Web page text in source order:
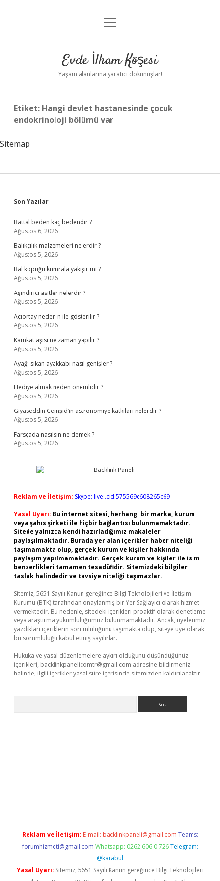
Anasayfa
Yasal Uyarı
menüyü
Evde İlham Köşesi
Yaşam alanlarına yaratıcı dokunuşlar!
Etiket: Hangi devlet hastanesinde çocuk
endokrinoloji bölümü var
Sitemap
Sidebar
Son Yazılar
Battal beden kaç bedendir ?
Ağustos 6, 2026
Balıkçılık malzemeleri nelerdir ?
Ağustos 5, 2026
Bal köpüğü kumrala yakışır mı ?
Ağustos 5, 2026
Aşındırıcı asitler nelerdir ?
Ağustos 5, 2026
Açıortay neden n ile gösterilir ?
Ağustos 5, 2026
Kamkat aşısı ne zaman yapılır ?
Ağustos 5, 2026
Ayağı sıkan ayakkabı nasıl genişler ?
Ağustos 5, 2026
Hediye almak neden önemlidir ?
Ağustos 5, 2026
Gıyaseddin Cemşid’in astronomiye katkıları nelerdir ?
Ağustos 5, 2026
Farsçada nasılsın ne demek ?
Ağustos 5, 2026
Reklam ve İletişim: Skype: live:.cid.575569c608265c69
Yasal Uyarı: Bu internet sitesi, herhangi bir marka, kurum
veya şahıs şirketi ile hiçbir bağlantısı bulunmamaktadır.
Sitede yalnızca kendi hazırladığımız makaleler
paylaşılmaktadır. Burada yer alan içerikler haber niteliği
taşımamakta olup, gerçek kurum ve kişiler hakkında
paylaşım yapılmamaktadır. Gerçek kurum ve kişiler ile isim
benzerlikleri tamamen tesadüfidir. Sitemizdeki bilgiler
taslak halindedir ve tavsiye niteliği taşımazlar.
Sitemiz, 5651 Sayılı Kanun gereğince Bilgi Teknolojileri ve İletişim
Kurumu (BTK) tarafından onaylanmış bir Yer Sağlayıcı olarak hizmet
vermektedir. Bu nedenle, sitedeki içerikleri proaktif olarak denetleme
veya araştırma yükümlülüğümüz bulunmamaktadır. Ancak, üyelerimiz
yazdıkları içeriklerin sorumluluğunu taşımakta olup, siteye üye olarak
bu sorumluluğu kabul etmiş sayılırlar.
Hukuka ve yasal düzenlemelere aykırı olduğunu düşündüğünüz
içerikleri, backlinkpanelicomtr@gmail.com adresine bildirmeniz
halinde, ilgili içerikler yasal süre içerisinde sitemizden kaldırılacaktır.
Reklam ve İletişim: E-mail: backlinkpaneli@gmail.com Teams:
forumhizmeti@gmail.com Whatsapp: 0262 606 0 726 Telegram:
@karabul
Yasal Uyarı: Sitemiz, 5651 Sayılı Kanun gereğince Bilgi Teknolojileri